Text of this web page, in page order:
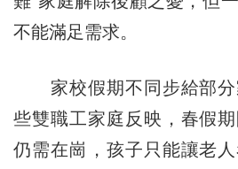
不能滿足需求。
家校假期不同步給部分
些雙職工家庭反映，春假
仍需在崗，孩子只能讓老人